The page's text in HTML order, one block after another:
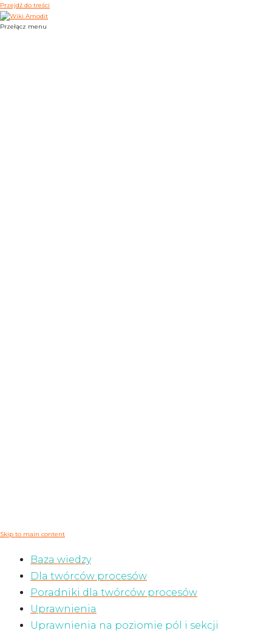
Przejdź do treści
Przełącz menu
Skip to main content
Baza wiedzy
Dla twórców procesów
Poradniki dla twórców procesów
Uprawnienia
Uprawnienia na poziomie pól i sekcji